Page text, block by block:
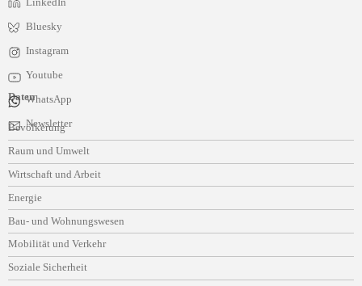
LinkedIn
Bluesky
Instagram
Youtube
WhatsApp
Newsletter
Daten
Navigation
überspringen
Bevölkerung
Raum und Umwelt
Wirtschaft und Arbeit
Energie
Bau- und Wohnungswesen
Mobilität und Verkehr
Soziale Sicherheit